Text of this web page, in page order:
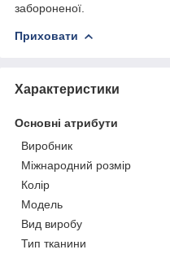
забороненої.
Приховати
Характеристики
Основні атрибути
Виробник
Міжнародний розмір
Колір
Модель
Вид виробу
Тип тканини